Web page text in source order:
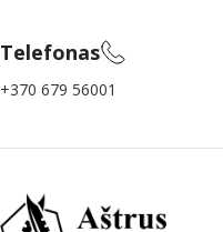
Telefonas
+370 679 56001